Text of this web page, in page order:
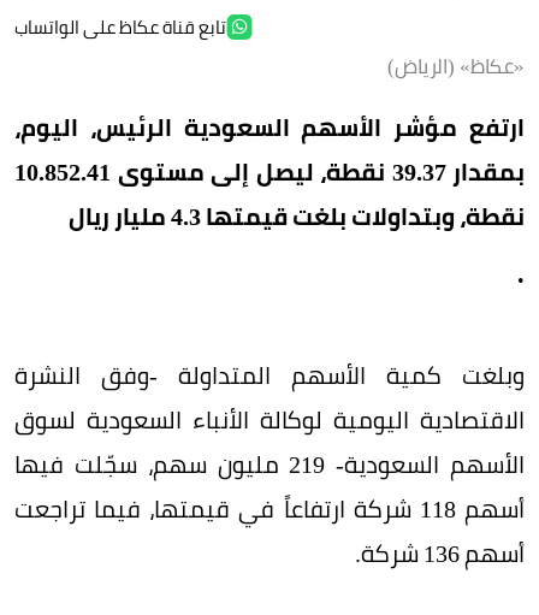
تابع قناة عكاظ على الواتساب
«عكاظ» (الرياض)
ارتفع مؤشر الأسهم السعودية الرئيس، اليوم،
بمقدار 39.37 نقطة، ليصل إلى مستوى 10.852.41
نقطة، وبتداولات بلغت قيمتها 4.3 مليار ريال
.
وبلغت كمية الأسهم المتداولة -وفق النشرة
الاقتصادية اليومية لوكالة الأنباء السعودية لسوق
الأسهم السعودية- 219 مليون سهم، سجّلت فيها
أسهم 118 شركة ارتفاعاً في قيمتها، فيما تراجعت
أسهم 136 شركة.